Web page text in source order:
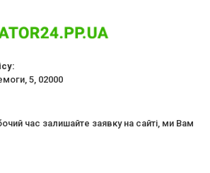
5, 02000
час залишайте заявку на сайті, ми Вам